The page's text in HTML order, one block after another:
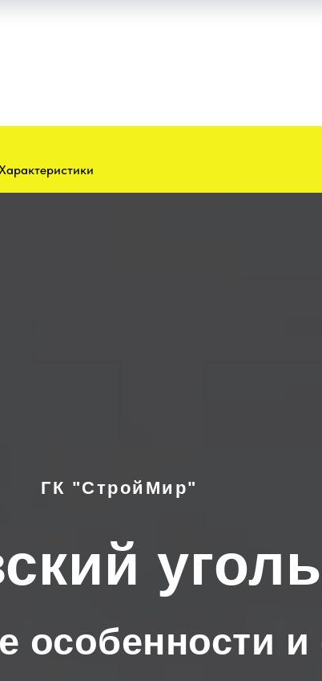
ГК "СтройМир"
особенности и